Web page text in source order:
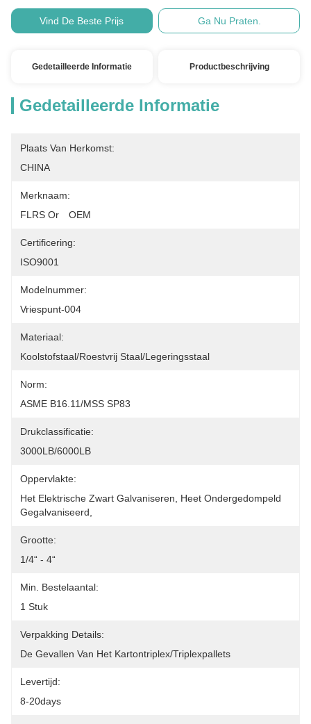
Vind De Beste Prijs Ga Nu Praten.
Gedetailleerde Informatie Productbeschrijving
Gedetailleerde Informatie
Plaats Van Herkomst:
CHINA
Merknaam:
FLRS Or　OEM
Certificering:
ISO9001
Modelnummer:
Vriespunt-004
Materiaal:
Koolstofstaal/Roestvrij Staal/Legeringsstaal
Norm:
ASME B16.11/MSS SP83
Drukclassificatie:
3000LB/6000LB
Oppervlakte:
Het Elektrische Zwart Galvaniseren, Heet Ondergedompeld
Gegalvaniseerd,
Grootte:
1/4“ - 4“
Min. Bestelaantal:
1 Stuk
Verpakking Details:
De Gevallen Van Het Kartontriplex/triplexpallets
Levertijd:
8-20days